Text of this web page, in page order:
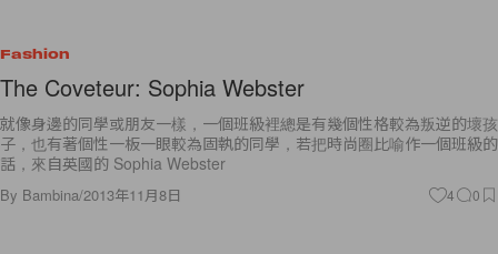
Fashion
The Coveteur: Sophia Webster
就像身邊的同學或朋友一樣，一個班級裡總是有幾個性格較為叛逆的壞孩
子，也有著個性一板一眼較為固執的同學，若把時尚圈比喻作一個班級的
話，來自英國的 Sophia Webster
By Bambina/2013年11月8日 4 0